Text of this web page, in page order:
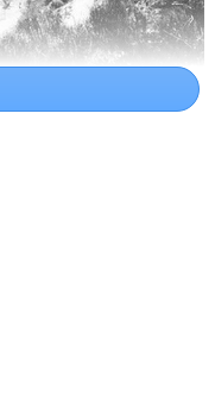
的一个大型水坝，